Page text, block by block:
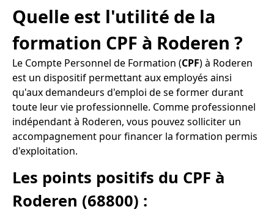
Quelle est l'utilité de la
formation CPF à Roderen ?
Le Compte Personnel de Formation (CPF) à Roderen
est un dispositif permettant aux employés ainsi
qu'aux demandeurs d'emploi de se former durant
toute leur vie professionnelle. Comme professionnel
indépendant à Roderen, vous pouvez solliciter un
accompagnement pour financer la formation permis
d'exploitation.
Les points positifs du CPF à
Roderen (68800) :